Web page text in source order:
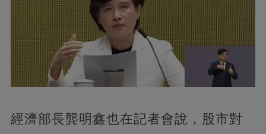
經濟部長龔明鑫也在記者會說，股市對